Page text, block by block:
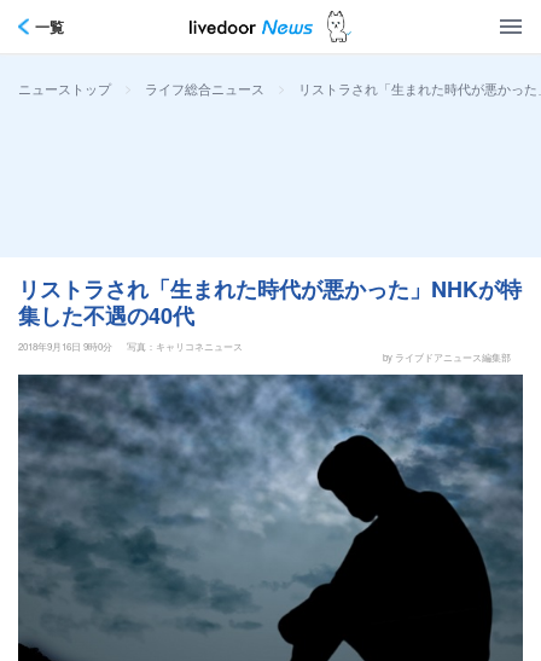
一覧
ニューストップ > ライフ総合ニュース > リストラされ「生まれた時代が悪かっ
リストラされ「生まれた時代が悪かった」NHKが特
集した不遇の40代
2018年9月16日 9時0分
写真：キャリコネニュース
by ライブドアニュース編集部